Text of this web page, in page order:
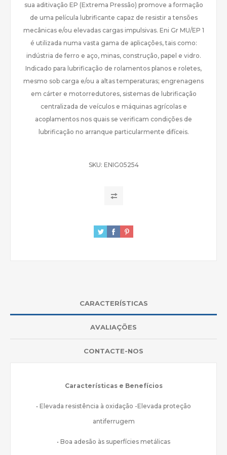
sua aditivação EP (Extrema Pressão) promove a formação
de uma película lubrificante capaz de resistir a tensões
mecânicas e/ou elevadas cargas impulsivas. Eni Gr MU/EP 1
é utilizada numa vasta gama de aplicações, tais como:
indústria de ferro e aço, minas, construção, papel e vidro.
Indicado para lubrificação de rolamentos planos e roletes,
mesmo sob carga e/ou a altas temperaturas; engrenagens
em cárter e motorredutores, sistemas de lubrificação
centralizada de veículos e máquinas agrícolas e
acoplamentos nos quais se verificam condições de
lubrificação no arranque particularmente difíceis.
SKU: ENIG05254
CARACTERÍSTICAS
AVALIAÇÕES
CONTACTE-NOS
Características e Benefícios
• Elevada resistência à oxidação -Elevada proteção
antiferrugem
• Boa adesão às superfícies metálicas